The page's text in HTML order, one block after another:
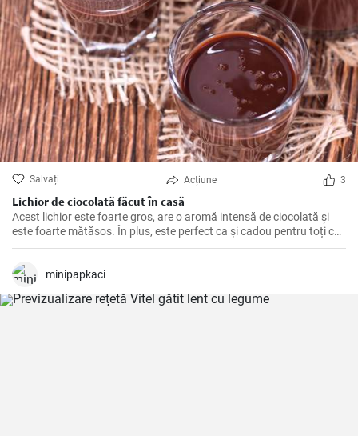
Salvați Acțiune 3
Lichior de ciocolată făcut în casă
Acest lichior este foarte gros, are o aromă intensă de ciocolată și
este foarte mătăsos. În plus, este perfect ca și cadou pentru toți cei
care iubesc dulcele și alcoolul.
minipapkaci